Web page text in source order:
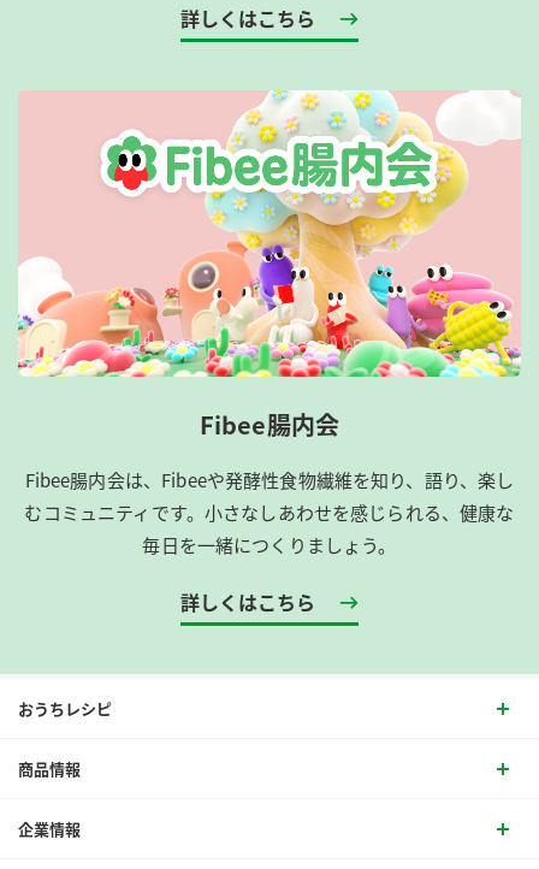
詳しくはこちら
Fibee腸内会
Fibee腸内会は、​Fibeeや発酵性食物繊維を知り、語り、楽し
むコミュニティです。​小さなしあわせを感じられる、健康な
毎日を一緒につくりましょう。
詳しくはこちら
おうちレシピ
商品情報
企業情報